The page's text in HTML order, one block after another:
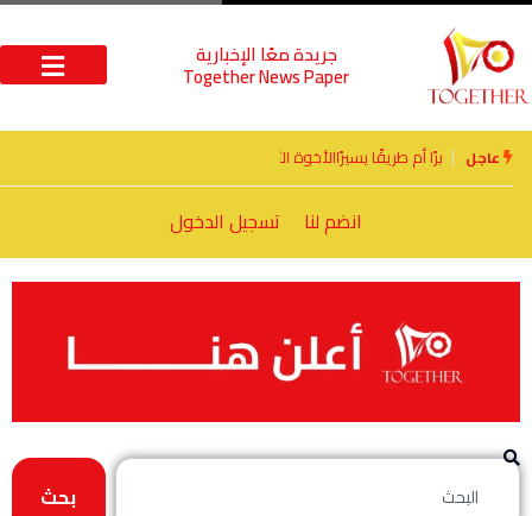
جريدة معًا الإخبارية
Together News Paper
عاجل الأخوة الأعداء وحتمًا لابد من لقاء
انضم لنا تسجيل الدخول
بحث